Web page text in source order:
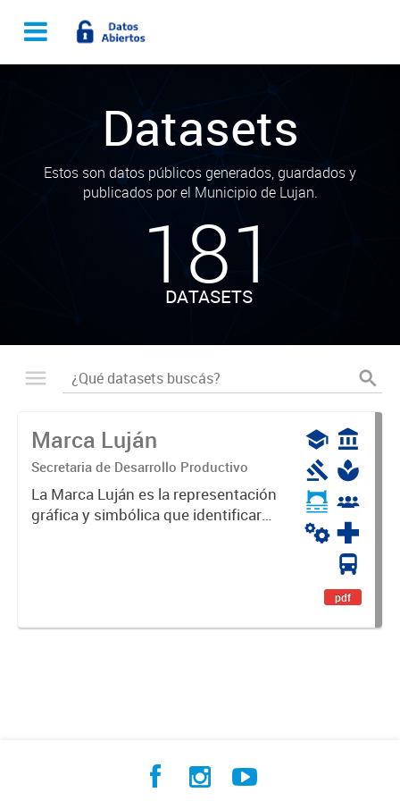
Datasets
Estos son datos públicos generados, guardados y
publicados por el Municipio de Lujan.
181
DATASETS
Marca Luján
Secretaria de Desarrollo Productivo
La Marca Luján es la representación
gráfica y simbólica que identificará
pdf